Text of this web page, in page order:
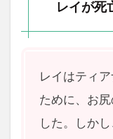
レイが死
レイはティ
ために、お
した。しか